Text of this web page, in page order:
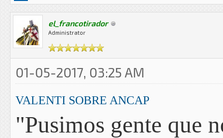
el_francotirador
Administrator
01-05-2017, 03:25 AM
VALENTI SOBRE ANCAP
"Pusimos gente que